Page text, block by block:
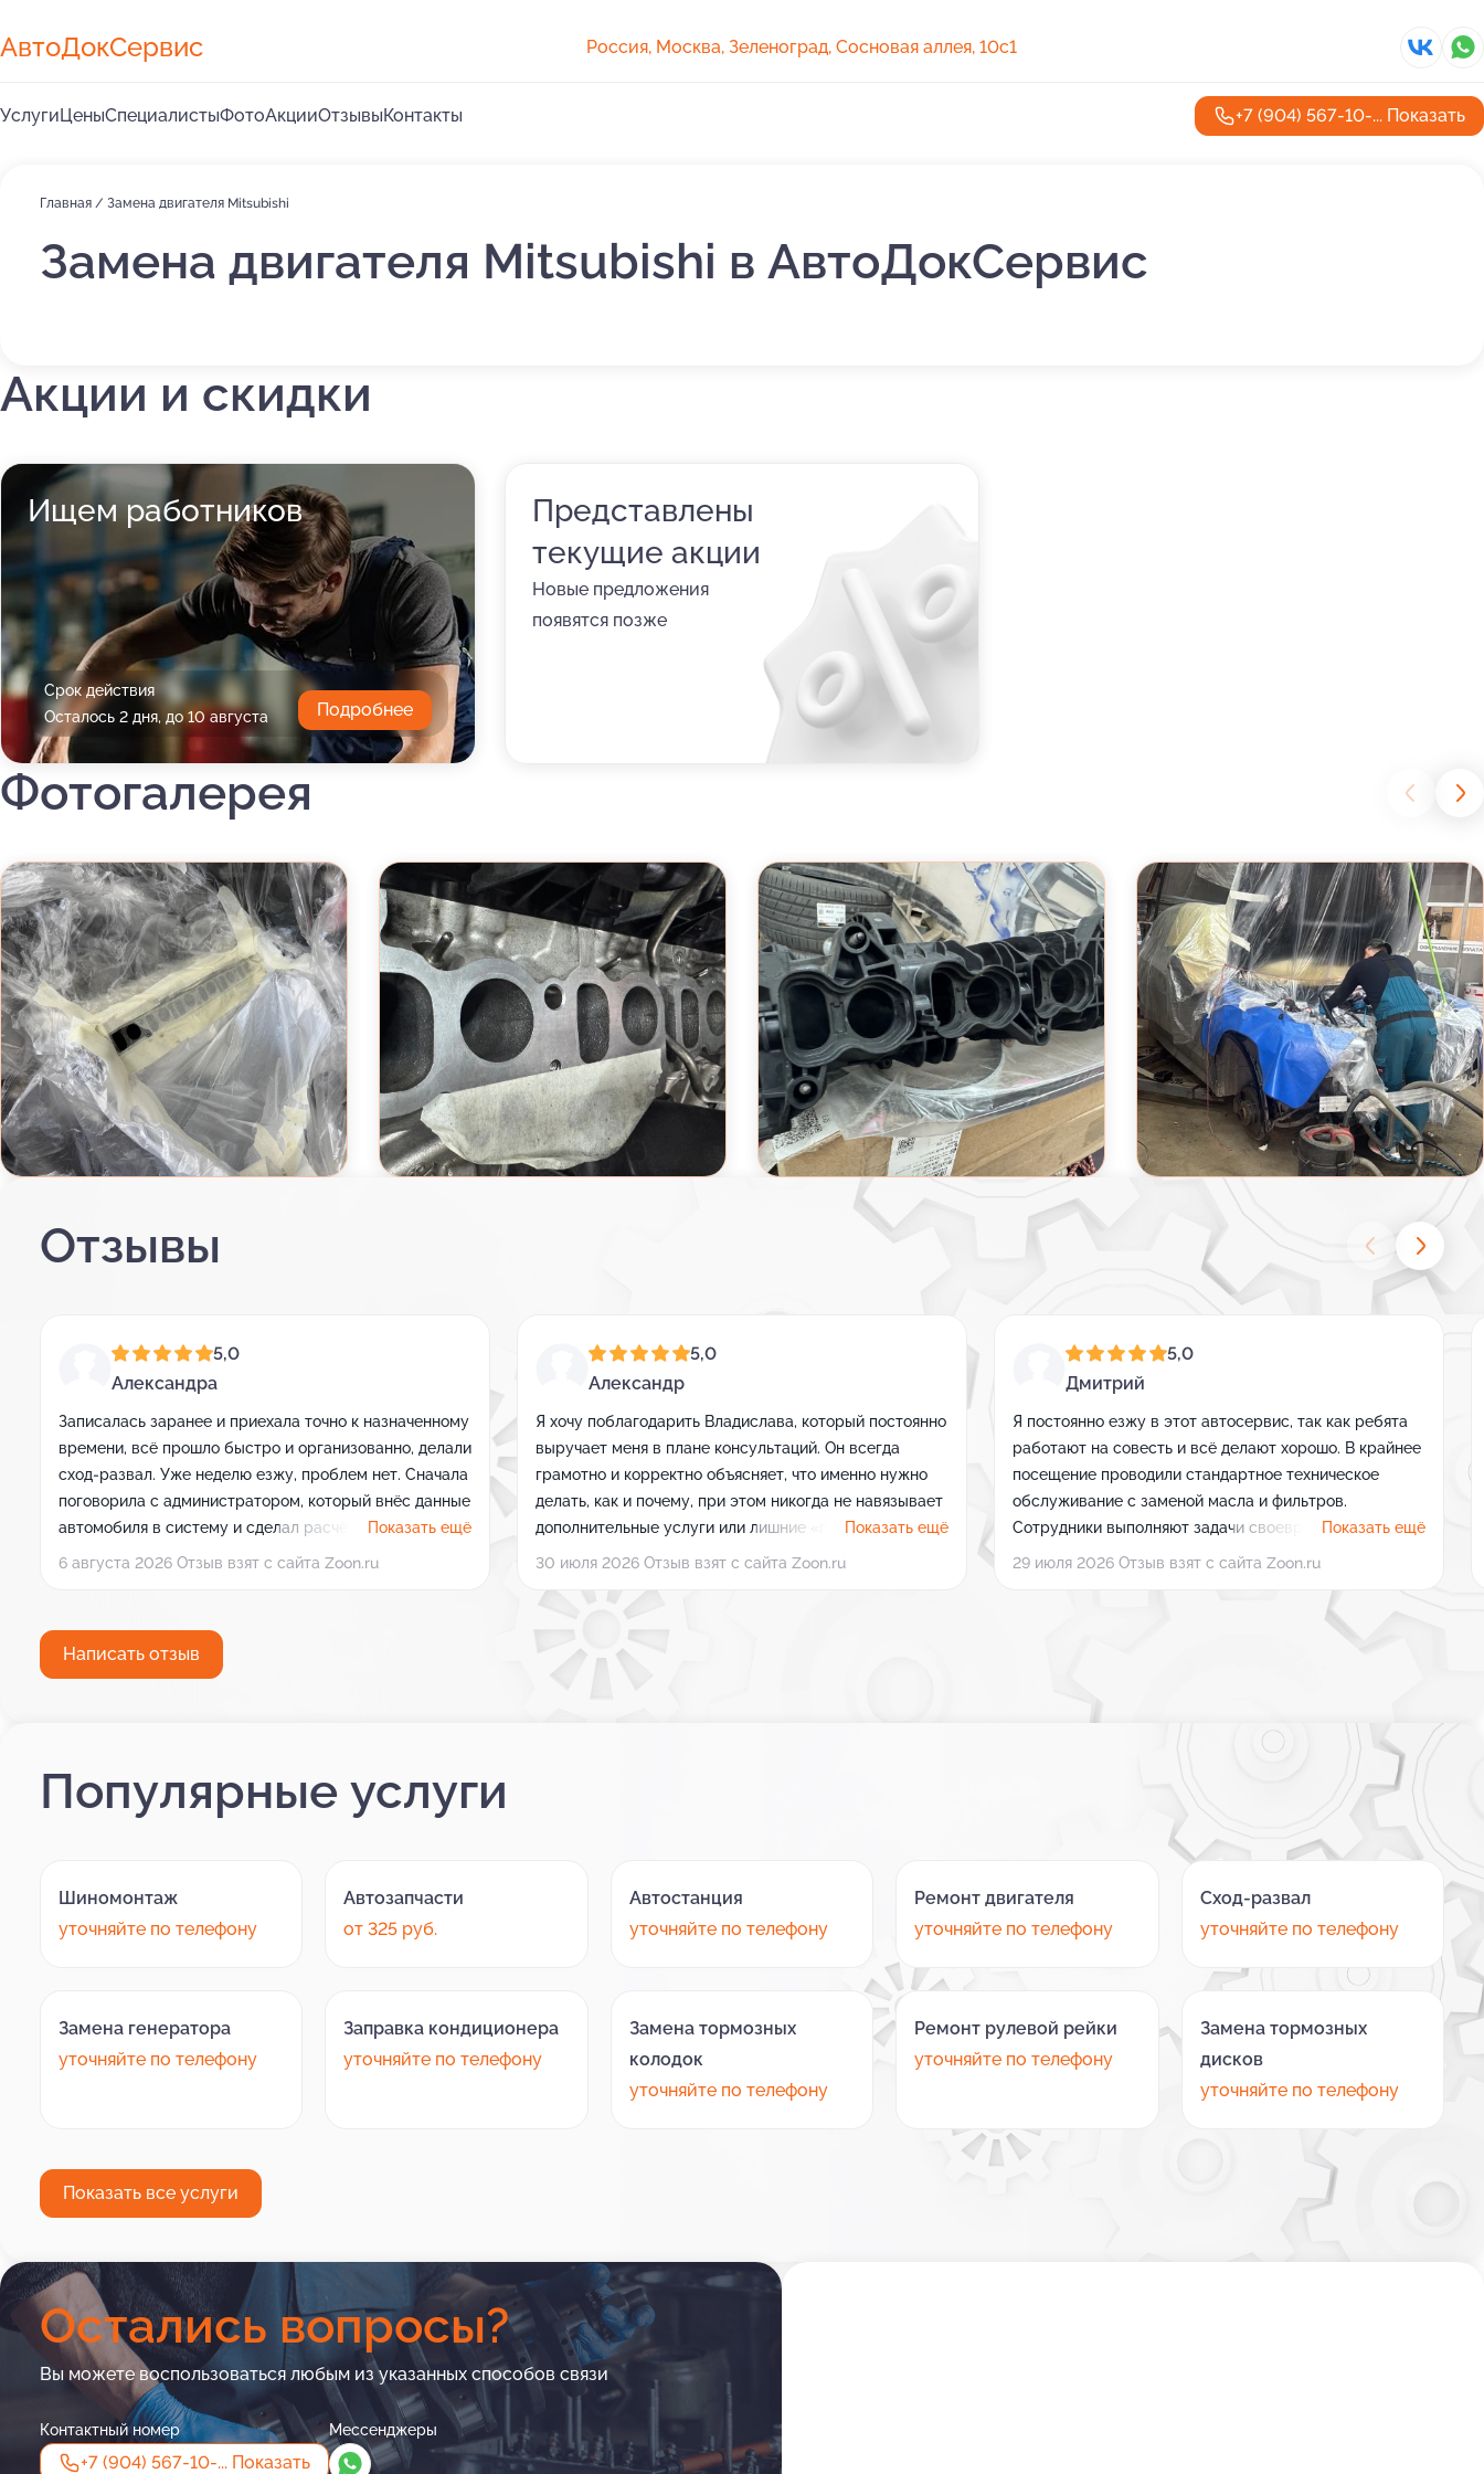
АвтоДокСервис Россия, Москва, Зеленоград, Сосновая аллея, 10с1
УслугиЦеныСпециалистыФотоАкцииОтзывыКонтакты +7 (904) 567-10-... Показать
Главная / Замена двигателя Mitsubishi
Замена двигателя Mitsubishi в АвтоДокСервис
Акции и скидки
Ищем работников
Срок действия
Осталось 2 дня, до 10 августа
Подробнее
Представлены
текущие акции
Новые предложения
появятся позже
Фотогалерея
Отзывы
5,0
Александра
Записалась заранее и приехала точно к назначенному
времени, всё прошло быстро и организованно, делали
сход-развал. Уже неделю езжу, проблем нет. Сначала
поговорила с администратором, который внёс данные
автомобиля в систему и сделал расчёт. Затем
подошла к мастеру, уточнила интересующие меня
этот сервис по советам и отзывам, и мои ожидания
полностью оправдались.
Показать ещё
6 августа 2026 Отзыв взят с сайта Zoon.ru
5,0
Александр
Я хочу поблагодарить Владислава, который постоянно
выручает меня в плане консультаций. Он всегда
грамотно и корректно объясняет, что именно нужно
делать, как и почему, при этом никогда не навязывает
дополнительные услуги или лишние «плюшки». Все
работы выполняются четко по делу, поэтому я
Показать ещё
30 июля 2026 Отзыв взят с сайта Zoon.ru
5,0
Дмитрий
Я постоянно езжу в этот автосервис, так как ребята
работают на совесть и всё делают хорошо. В крайнее
посещение проводили стандартное техническое
обслуживание с заменой масла и фильтров.
Сотрудники выполняют задачи своевременно и
строго по технологии.
Показать ещё
29 июля 2026 Отзыв взят с сайта Zoon.ru
Написать отзыв
Популярные услуги
Шиномонтаж
уточняйте по телефону
Автозапчасти
от 325 руб.
Автостанция
уточняйте по телефону
Ремонт двигателя
уточняйте по телефону
Сход-развал
уточняйте по телефону
Замена генератора
уточняйте по телефону
Заправка кондиционера
уточняйте по телефону
Замена тормозных
колодок
уточняйте по телефону
Ремонт рулевой рейки
уточняйте по телефону
Замена тормозных
дисков
уточняйте по телефону
Показать все услуги
Остались вопросы?
Вы можете воспользоваться любым из указанных способов связи
Контактный номер
+7 (904) 567-10-... Показать
Мессенджеры